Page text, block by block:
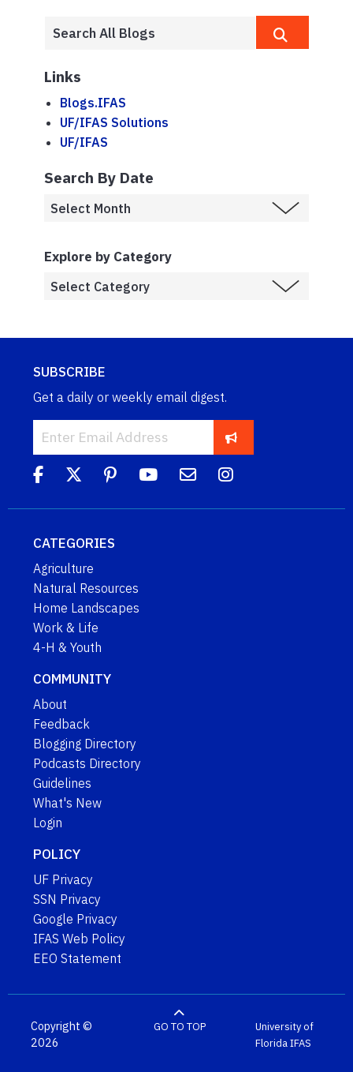
Links
Blogs.IFAS
UF/IFAS Solutions
UF/IFAS
Search By Date
Explore by Category
SUBSCRIBE
Get a daily or weekly email digest.
CATEGORIES
Agriculture
Natural Resources
Home Landscapes
Work & Life
4-H & Youth
COMMUNITY
About
Feedback
Blogging Directory
Podcasts Directory
Guidelines
What's New
Login
POLICY
UF Privacy
SSN Privacy
Google Privacy
IFAS Web Policy
EEO Statement
Copyright ©
2026
GO TO TOP
University of
FloridaIFAS